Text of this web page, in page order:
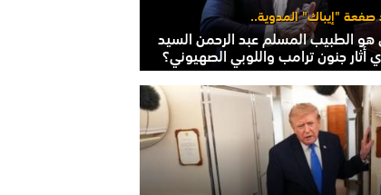
صفعة "إيباك" المدوية..
الطبيب المسلم عبد الرحمن السيد
أثار جنون ترامب واللوبي الصهيوني؟